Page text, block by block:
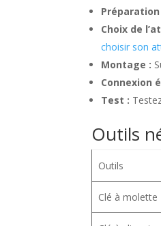
Préparation
Choix de
choisir son
Montage :
Connexion
Test :
Outils
Outils
Clé à molette